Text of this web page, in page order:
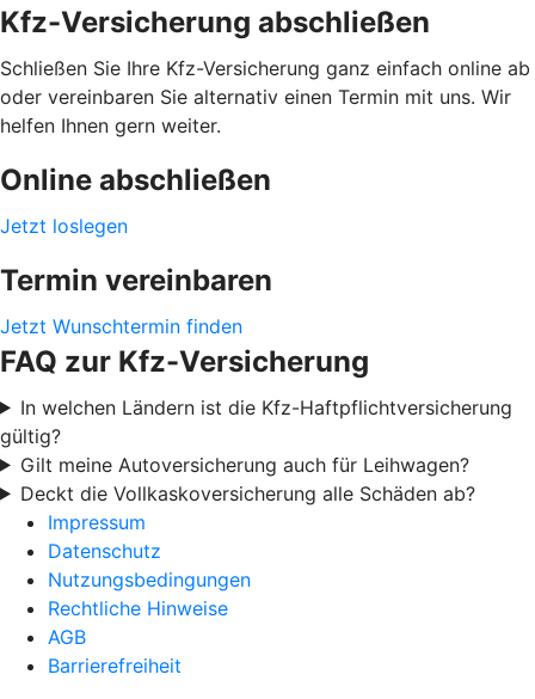
Kfz-Versicherung abschließen
Schließen Sie Ihre Kfz-Versicherung ganz einfach online ab
oder vereinbaren Sie alternativ einen Termin mit uns. Wir
helfen Ihnen gern weiter.
Online abschließen
Jetzt loslegen
Termin vereinbaren
Jetzt Wunschtermin finden
FAQ zur Kfz-Versicherung
In welchen Ländern ist die Kfz-Haftpflichtversicherung
gültig?
Gilt meine Autoversicherung auch für Leihwagen?
Deckt die Vollkaskoversicherung alle Schäden ab?
Impressum
Datenschutz
Nutzungsbedingungen
Rechtliche Hinweise
AGB
Barrierefreiheit